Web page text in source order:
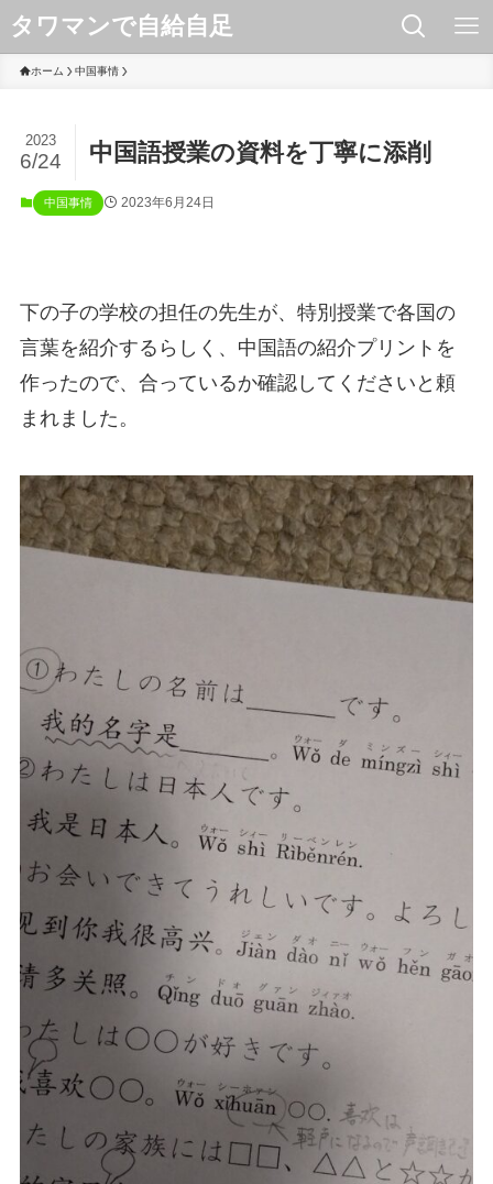
タワマンで自給自足
ホーム 中国事情
中国語授業の資料を丁寧に添削
2023
6/24
中国事情 2023年6月24日
下の子の学校の担任の先生が、特別授業で各国の
言葉を紹介するらしく、中国語の紹介プリントを
作ったので、合っているか確認してくださいと頼
まれました。